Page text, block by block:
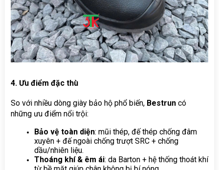
4. Ưu điểm đặc thù
So với nhiều dòng giày bảo hộ phổ biến, Bestrun có
những ưu điểm nổi trội:
Bảo vệ toàn diện: mũi thép, đế thép chống đâm
xuyên + đế ngoài chống trượt SRC + chống
dầu/nhiên liệu.
Thoáng khí & êm ái: da Barton + hệ thống thoát khí